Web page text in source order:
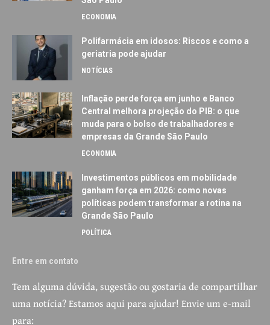
ECONOMIA
Polifarmácia em idosos: Riscos e como a
geriatria pode ajudar
NOTÍCIAS
Inflação perde força em junho e Banco
Central melhora projeção do PIB: o que
muda para o bolso de trabalhadores e
empresas da Grande São Paulo
ECONOMIA
Investimentos públicos em mobilidade
ganham força em 2026: como novas
políticas podem transformar a rotina na
Grande São Paulo
POLÍTICA
Entre em contato
Tem alguma dúvida, sugestão ou gostaria de compartilhar
uma notícia? Estamos aqui para ajudar! Envie um e-mail
para: